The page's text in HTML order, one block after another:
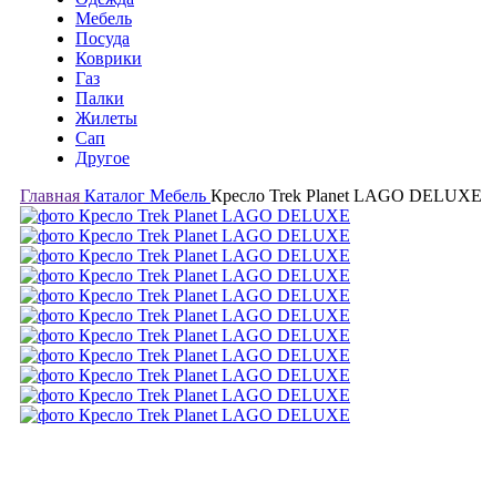
Мебель
Посуда
Коврики
Газ
Палки
Жилеты
Сап
Другое
Главная Каталог Мебель Кресло Trek Planet LAGO DELUXE